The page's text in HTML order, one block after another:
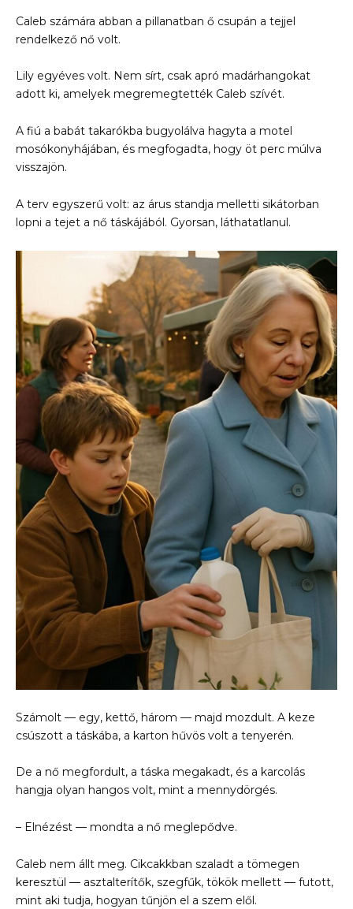
Caleb számára abban a pillanatban ő csupán a tejjel
rendelkező nő volt.
Lily egyéves volt. Nem sírt, csak apró madárhangokat
adott ki, amelyek megremegtették Caleb szívét.
A fiú a babát takarókba bugyolálva hagyta a motel
mosókonyhájában, és megfogadta, hogy öt perc múlva
visszajön.
A terv egyszerű volt: az árus standja melletti sikátorban
lopni a tejet a nő táskájából. Gyorsan, láthatatlanul.
Számolt — egy, kettő, három — majd mozdult. A keze
csúszott a táskába, a karton hűvös volt a tenyerén.
De a nő megfordult, a táska megakadt, és a karcolás
hangja olyan hangos volt, mint a mennydörgés.
– Elnézést — mondta a nő meglepődve.
Caleb nem állt meg. Cikcakkban szaladt a tömegen
keresztül — asztalterítők, szegfűk, tökök mellett — futott,
mint aki tudja, hogyan tűnjön el a szem elől.